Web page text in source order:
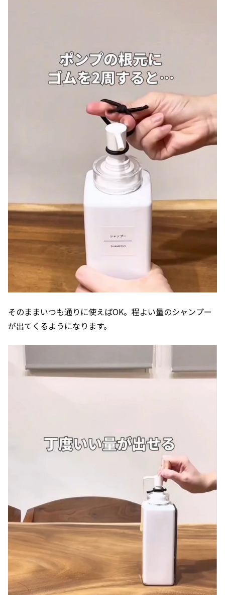
そのままいつも通りに使えばOK。程よい量のシャンプー
が出てくるようになります。